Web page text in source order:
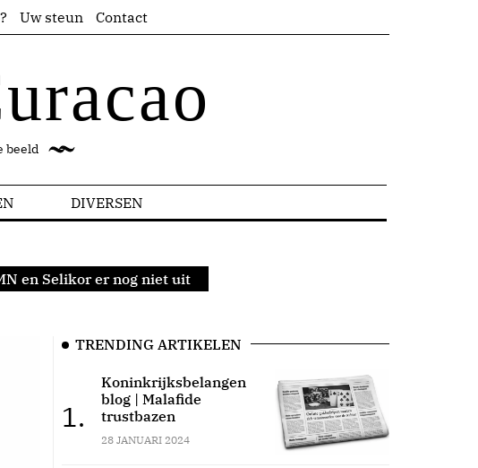
Uw steun Contact
beeld
DIVERSEN
en Selikor er nog niet uit
TRENDING ARTIKELEN
1.
Koninkrijksbelangen
blog | Malafide
trustbazen
28 JANUARI 2024